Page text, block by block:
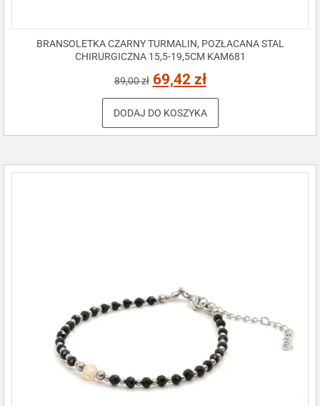
BRANSOLETKA CZARNY TURMALIN, POZŁACANA STAL
CHIRURGICZNA 15,5-19,5CM KAM681
89,00zł 69,42 zł
DODAJ DO KOSZYKA